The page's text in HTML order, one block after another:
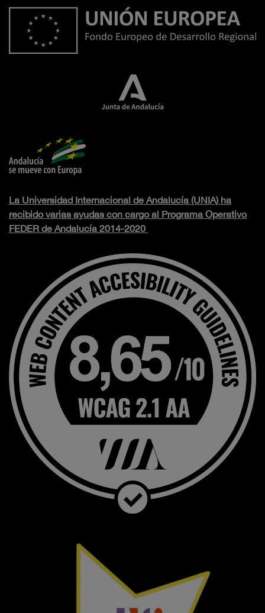
La Universidad Internacional de Andalucía (UNIA) ha
recibido varias ayudas con cargo al Programa Operativo
FEDER de Andalucía 2014-2020